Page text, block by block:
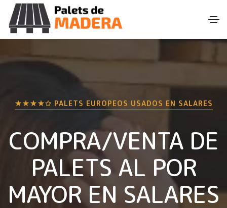
★★★★✩ PALETS EUROPEOS USADOS EN SALARES
COMPRA/VENTA DE
PALETS AL POR
MAYOR EN SALARES